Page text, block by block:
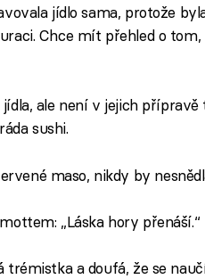
jídlo sama, protože
Chce mít přehled o
ale není v jejich přípravě
sushi.
maso, nikdy by
„Láska hory přenáší.“
trémistka a doufá, že se